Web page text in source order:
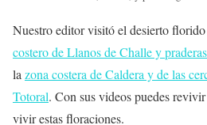
Nuestro editor visitó el desierto
costero de Llanos de Challe y
la zona costera de Caldera y de las
Totoral. Con sus videos puedes
vivir estas floraciones.